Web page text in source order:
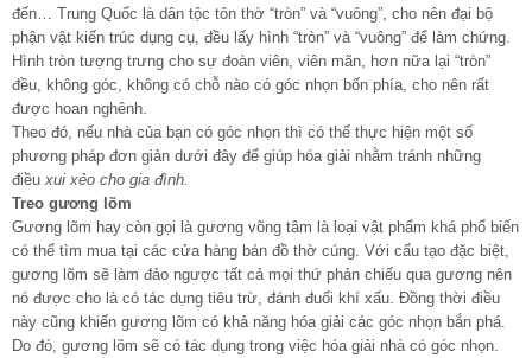
đến… Trung Quốc là dân tộc tôn thờ “tròn” và “vuông”, cho nên đại bộ
phận vật kiến trúc dụng cụ, đều lấy hình “tròn” và “vuông” để làm chứng.
Hình tròn tượng trưng cho sự đoàn viên, viên mãn, hơn nữa lại “tròn”
đều, không góc, không có chỗ nào có góc nhọn bốn phía, cho nên rất
được hoan nghênh.
Theo đó, nếu nhà của bạn có góc nhọn thì có thể thực hiện một số
phương pháp đơn giản dưới đây để giúp hóa giải nhằm tránh những
điều xui xẻo cho gia đình.
Treo gương lõm
Gương lõm hay còn gọi là gương võng tâm là loại vật phẩm khá phổ biến
có thể tìm mua tại các cửa hàng bán đồ thờ cúng. Với cấu tạo đặc biệt,
gương lõm sẽ làm đảo ngược tất cả mọi thứ phản chiếu qua gương nên
nó được cho là có tác dụng tiêu trừ, đánh đuổi khí xấu. Đồng thời điều
này cũng khiến gương lõm có khả năng hóa giải các góc nhọn bắn phá.
Do đó, gương lõm sẽ có tác dụng trong việc hóa giải nhà có góc nhọn.